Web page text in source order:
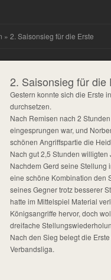
» 2. Saisonsieg für die Erste
2. Saisonsieg für die
Gestern konnte sich die Erste
durchsetzen.
Nach Remisen nach 2
eingesprungen war, und
schönen Angriffspartie die
Nach gut 2,5 Stunden
Nachdem Gerd seine Stellung
eine schöne Kombination den
seines Gegner trotz besserer
hatte im Mittelspiel Material
Königsangriffe hervor, doch
dreifache
Nach den Sieg belegt die
Verbandsliga.